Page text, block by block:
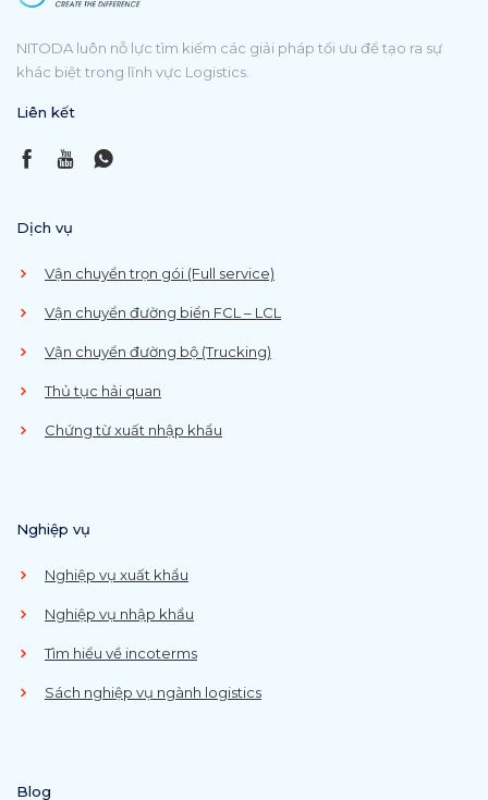
NITODA luôn nỗ lực tìm kiếm các giải pháp tối ưu để tạo ra sự
khác biệt trong lĩnh vực Logistics.
Liên kết
Dịch vụ
Vận chuyển trọn gói (Full service)
Vận chuyển đường biển FCL – LCL
Vận chuyển đường bộ (Trucking)
Thủ tục hải quan
Chứng từ xuất nhập khẩu
Nghiệp vụ
Nghiệp vụ xuất khẩu
Nghiệp vụ nhập khẩu
Tìm hiểu về incoterms
Sách nghiệp vụ ngành logistics
Blog